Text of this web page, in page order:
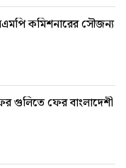
কমিশনারের সৌজন্য
গুলিতে ফের বাংলাদেশী